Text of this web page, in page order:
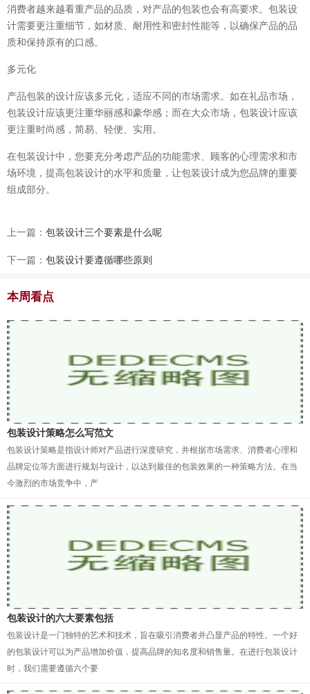
消费者越来越看重产品的品质，对产品的包装也会有高要求。包装设
计需要更注重细节，如材质、耐用性和密封性能等，以确保产品的品
质和保持原有的口感。
多元化
产品包装的设计应该多元化，适应不同的市场需求。如在礼品市场，
包装设计应该更注重华丽感和豪华感；而在大众市场，包装设计应该
更注重时尚感，简易、轻便、实用。
在包装设计中，您要充分考虑产品的功能需求、顾客的心理需求和市
场环境，提高包装设计的水平和质量，让包装设计成为您品牌的重要
组成部分。
上一篇： 包装设计三个要素是什么呢
下一篇： 包装设计要遵循哪些原则
本周看点
包装设计策略怎么写范文
包装设计策略是指设计师对产品进行深度研究，并根据市场需求、消费者心理和
品牌定位等方面进行规划与设计，以达到最佳的包装效果的一种策略方法。在当
今激烈的市场竞争中，产
包装设计的六大要素包括
包装设计是一门独特的艺术和技术，旨在吸引消费者并凸显产品的特性。一个好
的包装设计可以为产品增加价值，提高品牌的知名度和销售量。在进行包装设计
时，我们需要遵循六个要